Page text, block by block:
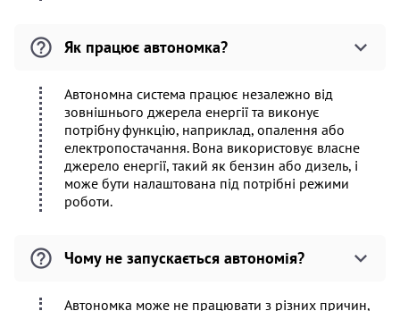
Як працює автономка?
Автономна система працює незалежно від
зовнішнього джерела енергії та виконує
потрібну функцію, наприклад, опалення або
електропостачання. Вона використовує власне
джерело енергії, такий як бензин або дизель, і
може бути налаштована під потрібні режими
роботи.
Чому не запускається автономія?
Автономка може не працювати з різних причин,